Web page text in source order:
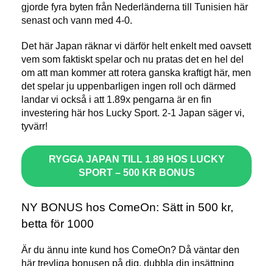
gjorde fyra byten från Nederländerna till Tunisien här
senast och vann med 4-0.
Det här Japan räknar vi därför helt enkelt med oavsett
vem som faktiskt spelar och nu pratas det en hel del
om att man kommer att rotera ganska kraftigt här, men
det spelar ju uppenbarligen ingen roll och därmed
landar vi också i att 1.89x pengarna är en fin
investering här hos Lucky Sport. 2-1 Japan säger vi,
tyvärr!
RYGGA JAPAN TILL 1.89 HOS LUCKY
SPORT – 500 KR BONUS
NY BONUS hos ComeOn: Sätt in 500 kr,
betta för 1000
Är du ännu inte kund hos ComeOn? Då väntar den
här trevliga bonusen på dig, dubbla din insättning